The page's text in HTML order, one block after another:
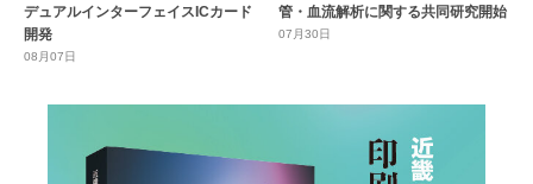
デュアルインターフェイスICカード
開発
08月07日
管・血流解析に関する共同研究開始
07月30日